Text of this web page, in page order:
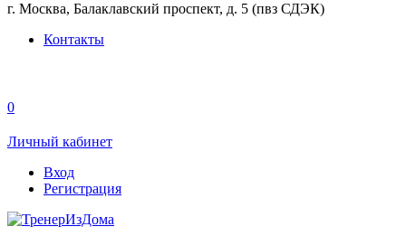
г. Москва, Балаклавский проспект, д. 5 (пвз СДЭК)
Контакты
0
Личный кабинет
Вход
Регистрация